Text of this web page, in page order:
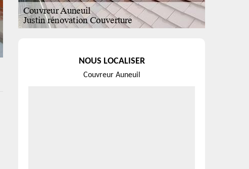
NOUS LOCALISER
Couvreur Auneuil